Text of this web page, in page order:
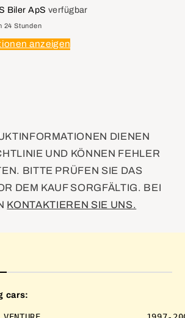
Biler ApS verfügbar
24 Stunden
anzeigen
DIENEN
UND KÖNNEN FEHLER
BITTE PRÜFEN SIE DAS
DEM KAUF SORGFÄLTIG. BEI
KONTAKTIEREN SIE UNS.
cars: